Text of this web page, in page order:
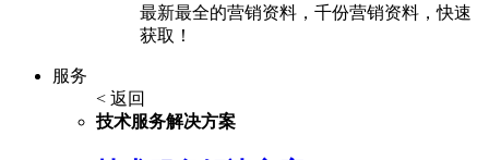
最新最全的营销资料，千份营销资料，快速
获取！
服务
< 返回
技术服务解决方案